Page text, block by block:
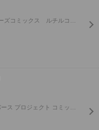
BLマンガ、ルチル / バーズコミックス ルチルコレクション
BLマンガ、ザ オメガバース プロジェクト コミックス